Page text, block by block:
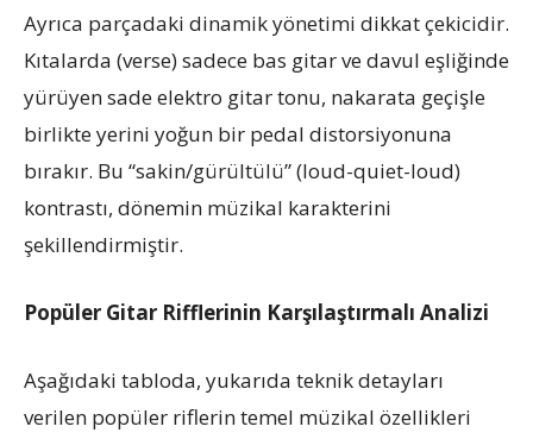
Ayrıca parçadaki dinamik yönetimi dikkat çekicidir.
Kıtalarda (verse) sadece bas gitar ve davul eşliğinde
yürüyen sade elektro gitar tonu, nakarata geçişle
birlikte yerini yoğun bir pedal distorsiyonuna
bırakır. Bu “sakin/gürültülü” (loud-quiet-loud)
kontrastı, dönemin müzikal karakterini
şekillendirmiştir.
Popüler Gitar Rifflerinin Karşılaştırmalı Analizi
Aşağıdaki tabloda, yukarıda teknik detayları
verilen popüler riflerin temel müzikal özellikleri